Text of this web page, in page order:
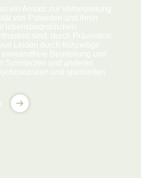
ein Ansatz zur Verbesserung
von Patienten und ihren
lebensbedrohlichen
sind, durch Prävention
Leiden durch frühzeitige
Beurteilung und
Schmerzen und anderen
und spirituellen